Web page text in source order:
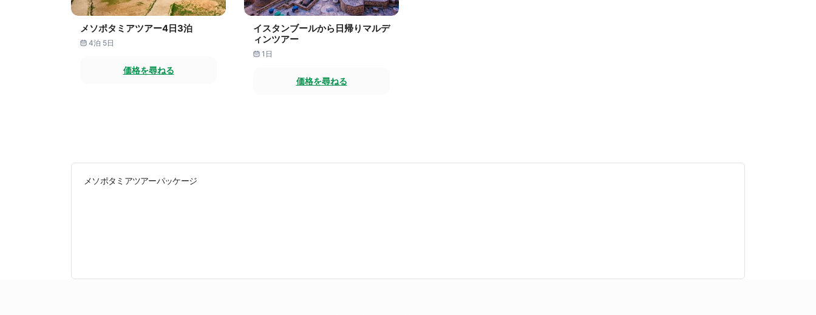
メソポタミアツアー4日3泊
4泊 5日
価格を尋ねる
イスタンブールから日帰りマルデ
ィンツアー
1日
価格を尋ねる
メソポタミアツアーパッケージ